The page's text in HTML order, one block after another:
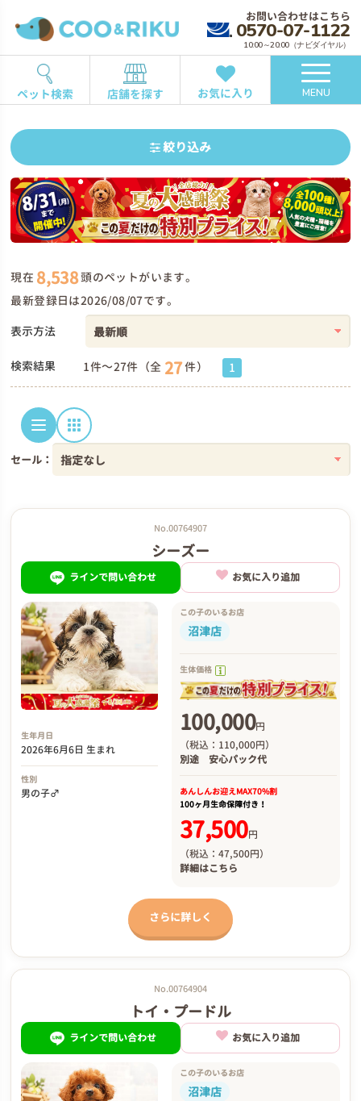
お問い合わせはこちら
0570-07-1122
10:00～20:00（ナビダイヤル）
ペット検索 店舗を探す お気に入り MENU
絞り込み
現在 8,538頭のペットがいます。
最新登録日は2026/08/07です。
表示方法
検索結果 1件～27件（全 27件） 1
セール：
No.00764907
シーズー
ラインで問い合わせ お気に入り追加
生年月日
2026年6月6日 生まれ
性別
男の子♂
この子のいるお店
沼津店
生体価格
100,000円
（税込：110,000円）
別途 安心パック代
あんしんお迎えMAX70%割
100ヶ月生命保障付き！
37,500円
（税込：47,500円）
詳細はこちら
さらに詳しく
No.00764904
トイ・プードル
ラインで問い合わせ お気に入り追加
この子のいるお店
沼津店